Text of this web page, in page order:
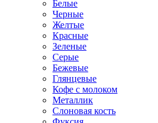
Белые
Черные
Желтые
Красные
Зеленые
Серые
Бежевые
Глянцевые
Кофе с молоком
Металлик
Слоновая кость